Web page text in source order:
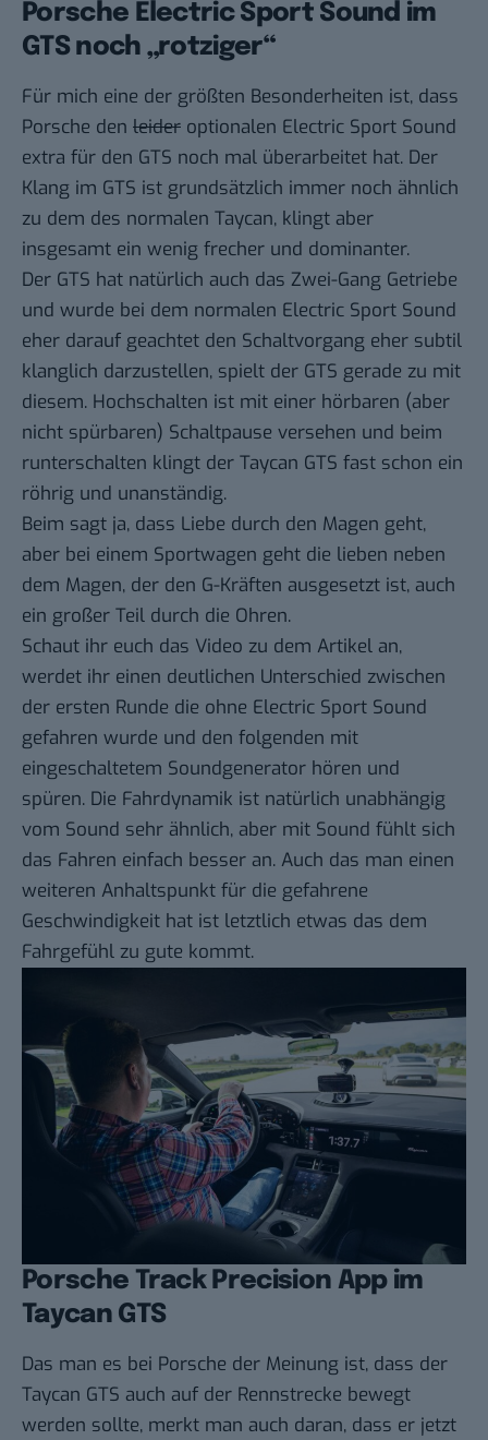
Porsche Electric Sport Sound im
GTS noch „rotziger“
Für mich eine der größten Besonderheiten ist, dass
Porsche den leider optionalen Electric Sport Sound
extra für den GTS noch mal überarbeitet hat. Der
Klang im GTS ist grundsätzlich immer noch ähnlich
zu dem des normalen Taycan, klingt aber
insgesamt ein wenig frecher und dominanter.
Der GTS hat natürlich auch das Zwei-Gang Getriebe
und wurde bei dem normalen Electric Sport Sound
eher darauf geachtet den Schaltvorgang eher subtil
klanglich darzustellen, spielt der GTS gerade zu mit
diesem. Hochschalten ist mit einer hörbaren (aber
nicht spürbaren) Schaltpause versehen und beim
runterschalten klingt der Taycan GTS fast schon ein
röhrig und unanständig.
Beim sagt ja, dass Liebe durch den Magen geht,
aber bei einem Sportwagen geht die lieben neben
dem Magen, der den G-Kräften ausgesetzt ist, auch
ein großer Teil durch die Ohren.
Schaut ihr euch das Video zu dem Artikel an,
werdet ihr einen deutlichen Unterschied zwischen
der ersten Runde die ohne Electric Sport Sound
gefahren wurde und den folgenden mit
eingeschaltetem Soundgenerator hören und
spüren. Die Fahrdynamik ist natürlich unabhängig
vom Sound sehr ähnlich, aber mit Sound fühlt sich
das Fahren einfach besser an. Auch das man einen
weiteren Anhaltspunkt für die gefahrene
Geschwindigkeit hat ist letztlich etwas das dem
Fahrgefühl zu gute kommt.
Porsche Track Precision App im
Taycan GTS
Das man es bei Porsche der Meinung ist, dass der
Taycan GTS auch auf der Rennstrecke bewegt
werden sollte, merkt man auch daran, dass er jetzt